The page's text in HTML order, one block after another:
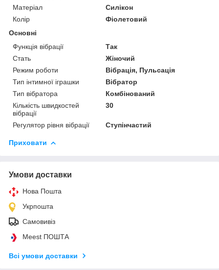
Матеріал
Силікон
Колір
Фіолетовий
Основні
Функція вібрації
Так
Стать
Жіночий
Режим роботи
Вібрація, Пульсація
Тип інтимної іграшки
Вібратор
Тип вібратора
Комбінований
Кількість швидкостей
вібрації
30
Регулятор рівня вібрації Ступінчастий
Приховати
Умови доставки
Нова Пошта
Укрпошта
Самовивіз
Meest ПОШТА
Всі умови доставки